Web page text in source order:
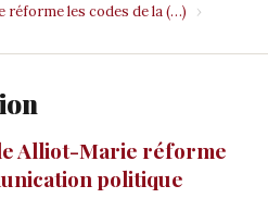
réforme les codes de la (…)
›
Alliot-Marie réforme
politique